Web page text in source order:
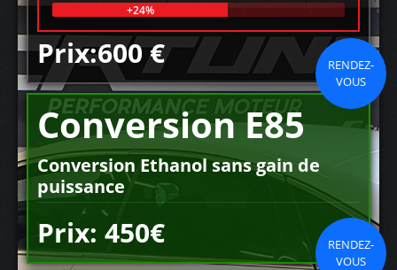
+24%
Prix:600 €
RENDEZ-
VOUS
Conversion E85
Conversion Ethanol sans gain de
puissance
Prix: 450€
RENDEZ-
VOUS